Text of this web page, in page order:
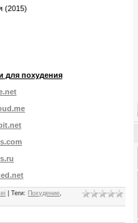
(2015)
для похудения
|Теги: Похудение